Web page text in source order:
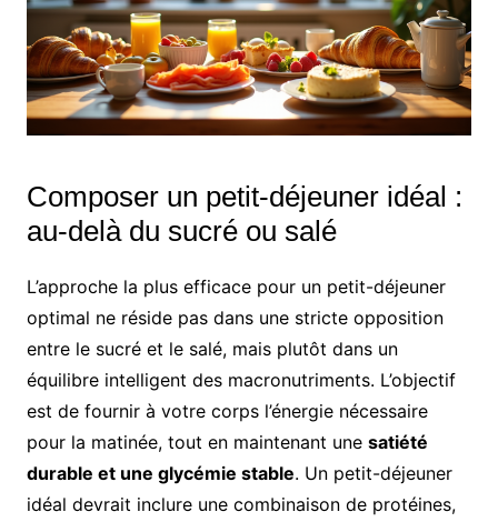
Composer un petit-déjeuner idéal :
au-delà du sucré ou salé
L’approche la plus efficace pour un petit-déjeuner
optimal ne réside pas dans une stricte opposition
entre le sucré et le salé, mais plutôt dans un
équilibre intelligent des macronutriments. L’objectif
est de fournir à votre corps l’énergie nécessaire
pour la matinée, tout en maintenant une satiété
durable et une glycémie stable. Un petit-déjeuner
idéal devrait inclure une combinaison de protéines,